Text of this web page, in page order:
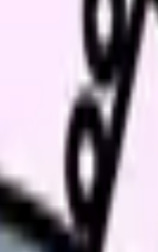
・各サービス公式